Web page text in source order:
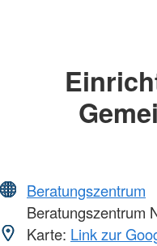
Beratungszentrum
Beratungszentrum
Karte: Link zur